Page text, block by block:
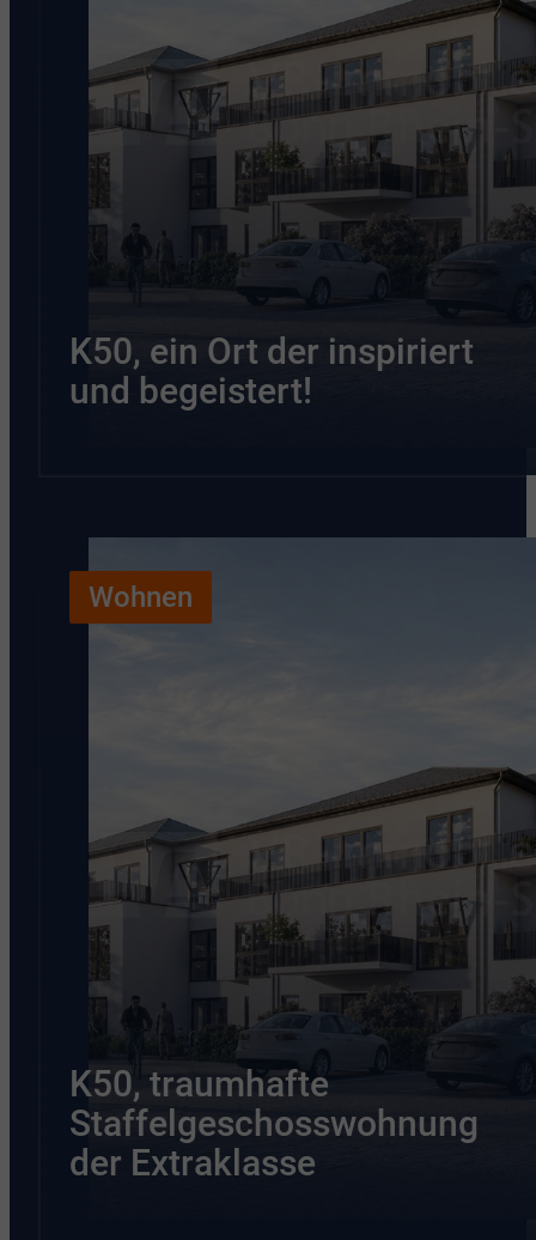
K50, ein Ort der inspiriert
und begeistert!
Wohnen
K50, traumhafte
Staffelgeschosswohnung
der Extraklasse